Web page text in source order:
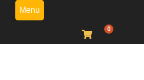
Menu
0